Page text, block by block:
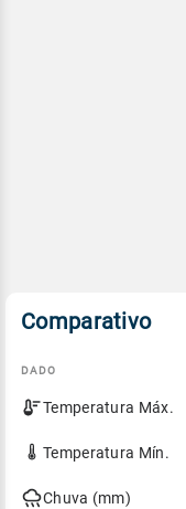
Comparativo
Comparativo
entre
previsão
hoje
DADO
Temperatura Máx.
Temperatura Mín.
Chuva (mm)